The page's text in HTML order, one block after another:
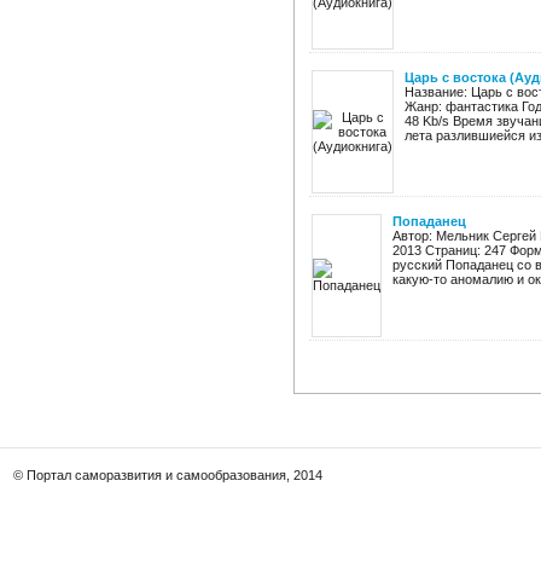
Царь с востока
Название: Царь с
Жанр: фантастика
48 Kb/s Время
лета разлившиейся
Попаданец
Автор: Мельник Сергей
2013 Страниц: 247
русский Попаданец со
какую-то аномалию и
© Портал саморазвития и самообразования, 2014